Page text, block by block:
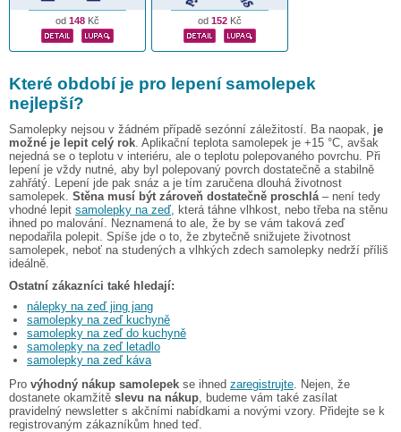
od 148 Kč od 152 Kč
Které období je pro lepení samolepek
nejlepší?
Samolepky nejsou v žádném případě sezónní záležitostí. Ba naopak, je
možné je lepit celý rok. Aplikační teplota samolepek je +15 °C, avšak
nejedná se o teplotu v interiéru, ale o teplotu polepovaného povrchu. Při
lepení je vždy nutné, aby byl polepovaný povrch dostatečně a stabilně
zahřátý. Lepení jde pak snáz a je tím zaručena dlouhá životnost
samolepek. Stěna musí být zároveň dostatečně proschlá– není tedy
vhodné lepit samolepky na zeď, která táhne vlhkost, nebo třeba na stěnu
ihned po malování. Neznamená to ale, že by se vám taková zeď
nepodařila polepit. Spíše jde o to, že zbytečně snižujete životnost
samolepek, neboť na studených a vlhkých zdech samolepky nedrží příliš
ideálně.
Ostatní zákazníci také hledají:
nálepky na zeď jing jang
samolepky na zeď kuchyně
samolepky na zeď do kuchyně
samolepky na zeď letadlo
samolepky na zeď káva
Pro výhodný nákup samolepek se ihned zaregistrujte. Nejen, že
dostanete okamžitě slevu na nákup, budeme vám také zasílat
pravidelný newsletter s akčními nabídkami a novými vzory. Přidejte se k
registrovaným zákazníkům hned teď.